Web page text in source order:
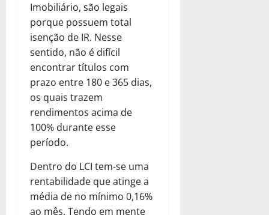
Imobiliário, são legais
porque possuem total
isenção de IR. Nesse
sentido, não é difícil
encontrar títulos com
prazo entre 180 e 365 dias,
os quais trazem
rendimentos acima de
100% durante esse
período.
Dentro do LCI tem-se uma
rentabilidade que atinge a
média de no mínimo 0,16%
ao mês. Tendo em mente